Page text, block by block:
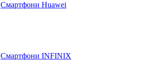
Смартфони Huawei
Смартфони INFINIX